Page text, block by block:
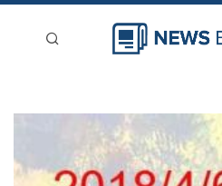
登入